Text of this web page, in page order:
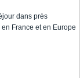
dans près
France et en Europe